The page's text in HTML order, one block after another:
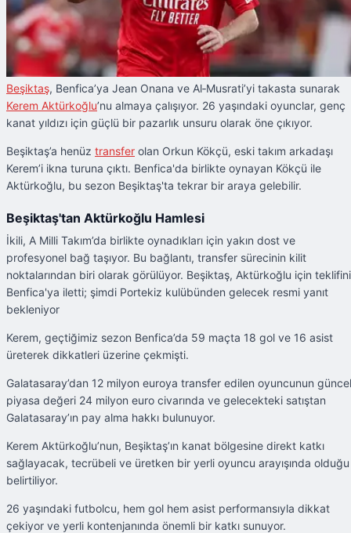
Beşiktaş, Benfica’ya Jean Onana ve Al‑Musrati’yi takasta sunarak
Kerem Aktürkoğlu’nu almaya çalışıyor. 26 yaşındaki oyunclar, genç
kanat yıldızı için güçlü bir pazarlık unsuru olarak öne çıkıyor.
Beşiktaş’a henüz transfer olan Orkun Kökçü, eski takım arkadaşı
Kerem’i ikna turuna çıktı. Benfica'da birlikte oynayan Kökçü ile
Aktürkoğlu, bu sezon Beşiktaş'ta tekrar bir araya gelebilir.
Beşiktaş'tan Aktürkoğlu Hamlesi
İkili, A Milli Takım’da birlikte oynadıkları için yakın dost ve
profesyonel bağ taşıyor. Bu bağlantı, transfer sürecinin kilit
noktalarından biri olarak görülüyor. Beşiktaş, Aktürkoğlu için teklifini
Benfica'ya iletti; şimdi Portekiz kulübünden gelecek resmi yanıt
bekleniyor
Kerem, geçtiğimiz sezon Benfica’da 59 maçta 18 gol ve 16 asist
üreterek dikkatleri üzerine çekmişti.
Galatasaray’dan 12 milyon euroya transfer edilen oyuncunun güncel
piyasa değeri 24 milyon euro civarında ve gelecekteki satıştan
Galatasaray’ın pay alma hakkı bulunuyor.
Kerem Aktürkoğlu’nun, Beşiktaş’ın kanat bölgesine direkt katkı
sağlayacak, tecrübeli ve üretken bir yerli oyuncu arayışında olduğu
belirtiliyor.
26 yaşındaki futbolcu, hem gol hem asist performansıyla dikkat
çekiyor ve yerli kontenjanında önemli bir katkı sunuyor.